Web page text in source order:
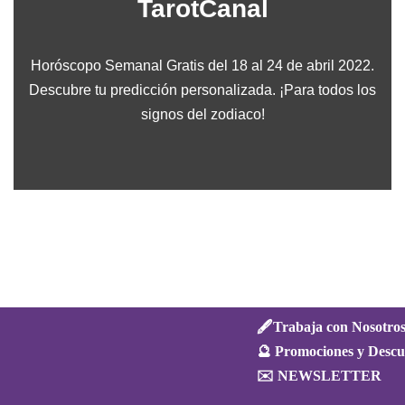
TarotCanal
Horóscopo Semanal Gratis del 18 al 24 de abril 2022.
Descubre tu predicción personalizada. ¡Para todos los
signos del zodiaco!
🖋️Trabaja con Nosotros
🔮 Promociones y
✉️ NEWSLETTER